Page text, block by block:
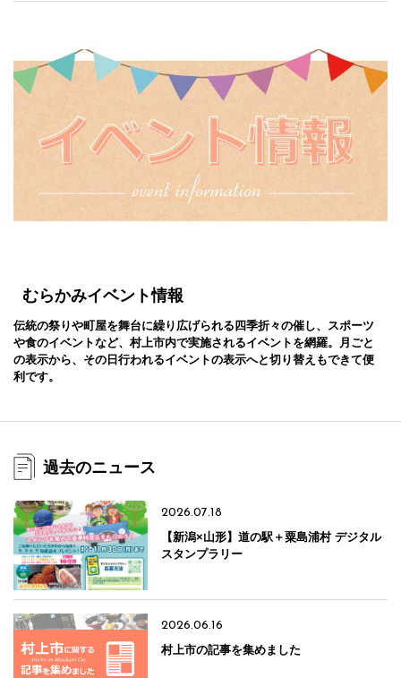
むらかみイベント情報
伝統の祭りや町屋を舞台に繰り広げられる四季折々の催し、スポーツ
や食のイベントなど、村上市内で実施されるイベントを網羅。月ごと
の表示から、その日行われるイベントの表示へと切り替えもできて便
利です。
過去のニュース
2026.07.18
【新潟×山形】道の駅＋粟島浦村 デジタル
スタンプラリー
2026.06.16
村上市の記事を集めました